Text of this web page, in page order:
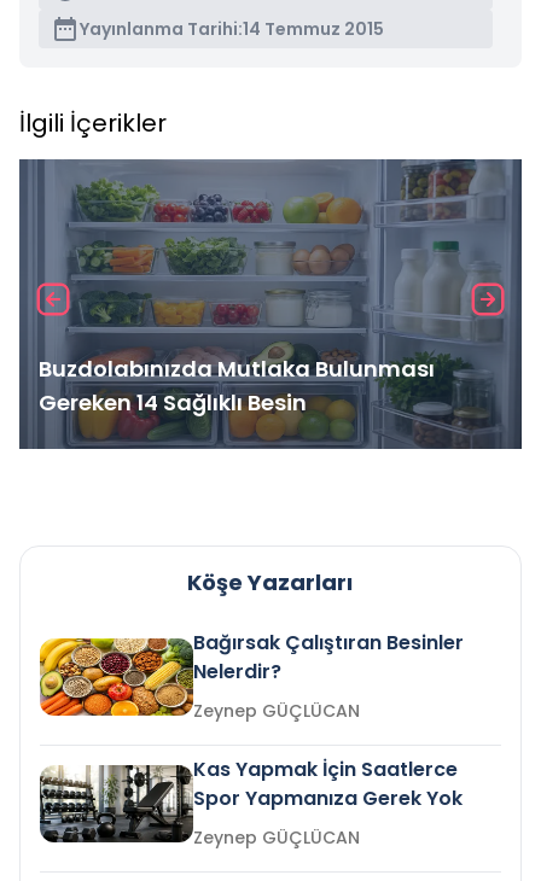
Yayınlanma Tarihi:14 Temmuz 2015
İlgili İçerikler
Buzdolabınızda Mutlaka Bulunması
Gereken 14 Sağlıklı Besin
Köşe Yazarları
Bağırsak Çalıştıran Besinler
Nelerdir?
Zeynep GÜÇLÜCAN
Kas Yapmak İçin Saatlerce
Spor Yapmanıza Gerek Yok
Zeynep GÜÇLÜCAN